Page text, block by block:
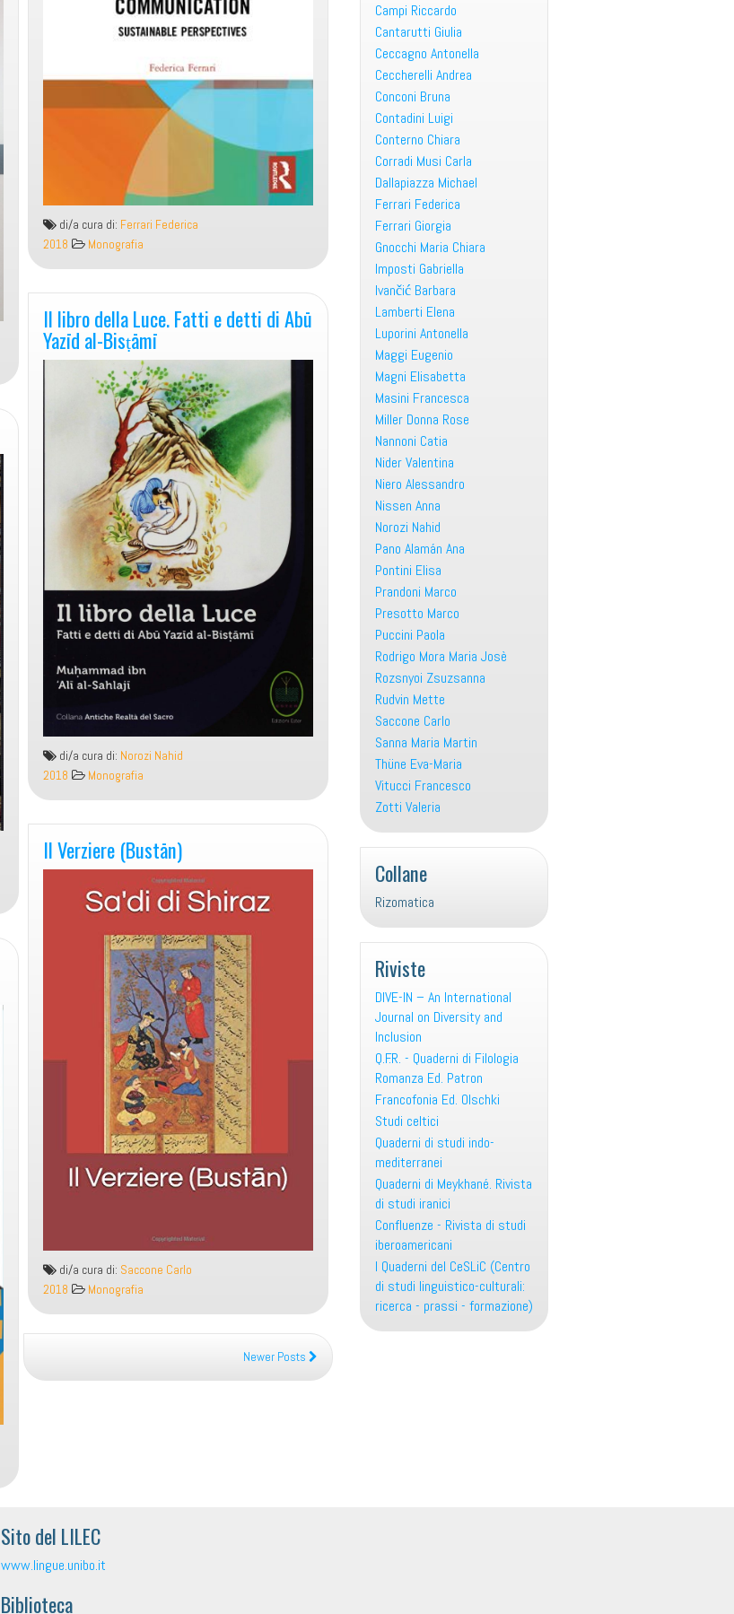
di/a cura di: Ferrari Federica
2018
Monografia
Il libro della Luce. Fatti e detti di Abū
Yazīd al-Bisṭāmī
di/a cura di: Norozi Nahid
2018
Monografia
Il Verziere (Bustān)
di/a cura di: Saccone Carlo
2018
Monografia
Newer Posts
Campi Riccardo
Cantarutti Giulia
Ceccagno Antonella
Ceccherelli Andrea
Conconi Bruna
Contadini Luigi
Conterno Chiara
Corradi Musi Carla
Dallapiazza Michael
Ferrari Federica
Ferrari Giorgia
Gnocchi Maria Chiara
Imposti Gabriella
Ivančić Barbara
Lamberti Elena
Luporini Antonella
Maggi Eugenio
Magni Elisabetta
Masini Francesca
Miller Donna Rose
Nannoni Catia
Nider Valentina
Niero Alessandro
Nissen Anna
Norozi Nahid
Pano Alamán Ana
Pontini Elisa
Prandoni Marco
Presotto Marco
Puccini Paola
Rodrigo Mora Maria Josè
Rozsnyoi Zsuzsanna
Rudvin Mette
Saccone Carlo
Sanna Maria Martin
Thüne Eva-Maria
Vitucci Francesco
Zotti Valeria
Collane
Rizomatica
Riviste
DIVE-IN – An International
Journal on Diversity and
Inclusion
Q.F.R. - Quaderni di Filologia
Romanza Ed. Patron
Francofonia Ed. Olschki
Studi celtici
Quaderni di studi indo-
mediterranei
Quaderni di Meykhané. Rivista
di studi iranici
Confluenze - Rivista di studi
iberoamericani
I Quaderni del CeSLiC (Centro
di studi linguistico-culturali:
ricerca - prassi - formazione)
Sito del LILEC
www.lingue.unibo.it
Biblioteca